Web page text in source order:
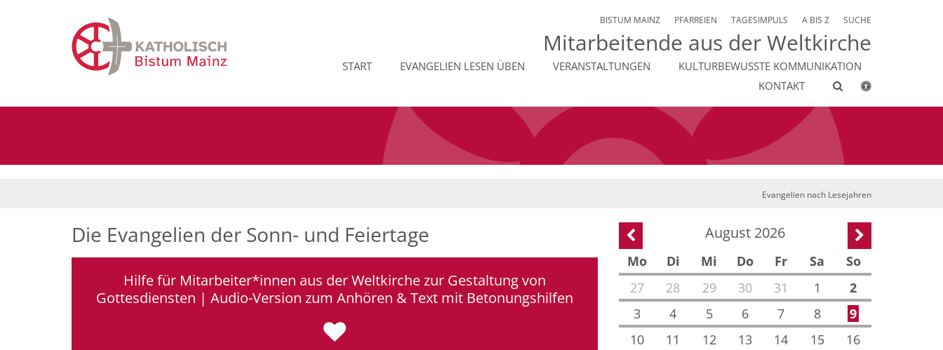
BISTUM MAINZ PFARREIEN TAGESIMPULS A BIS Z SUCHE
Mitarbeitende aus der Weltkirche
START EVANGELIEN LESEN ÜBEN VERANSTALTUNGEN
KULTURBEWUSSTE KOMMUNIKATION
KONTAKT
Evangelien nach Lesejahren
Die Evangelien der Sonn- und Feiertage
Hilfe für Mitarbeiter*innen aus der Weltkirche zur Gestaltung von
Gottesdiensten | Audio-Version zum Anhören & Text mit Betonungshilfen
Vorherige SeiteAugust 2026 Nächste Seite
Mo Di Mi Do Fr Sa
So
27
28 29 30 31 1
2
3
4 5 6 7 8
9
10
11 12 13 14 15
16